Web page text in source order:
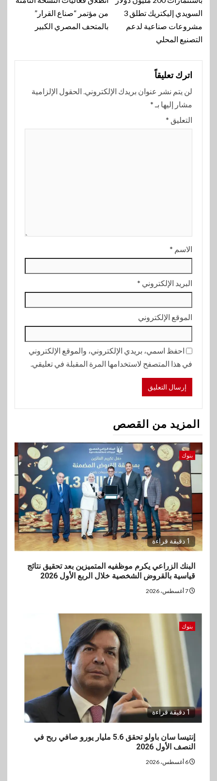
المقالة
من مؤتمر “صناع القرار”
بالمتحف المصري الكبير
السويدي إليكتريك تطلق 3
مشروعات صناعية لدعم
التصنيع المحلي
اترك تعليقاً
لن يتم نشر عنوان بريدك الإلكتروني. الحقول الإلزامية
مشار إليها بـ *
التعليق *
الاسم *
البريد الإلكتروني *
الموقع الإلكتروني
احفظ اسمي، بريدي الإلكتروني، والموقع الإلكتروني
في هذا المتصفح لاستخدامها المرة المقبلة في تعليقي.
المزيد من القصص
بنوك
1 دقيقة قراءة
البنك الزراعي يكرم موظفيه المتميزين بعد تحقيق نتائج
قياسية بالقروض الشخصية خلال الربع الأول 2026
بنوك
1 دقيقة قراءة
إنتيسا سان باولو تحقق 5.6 مليار يورو صافي ربح في
النصف الأول 2026